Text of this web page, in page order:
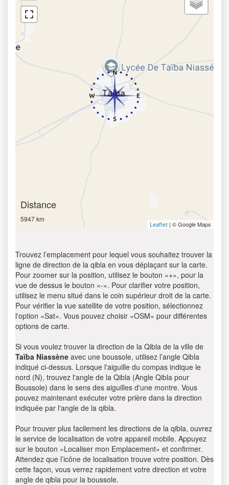
Distance
5947 km
Leaflet | © Google Maps
Trouvez l’emplacement pour lequel vous souhaitez trouver la
ligne de direction de la qibla en vous déplaçant sur la carte.
Pour zoomer sur la position, utilisez le bouton «+», pour la
vue de dessus le bouton «-». Pour clarifier votre position,
utilisez le menu situé dans le coin supérieur droit de la carte.
Pour vérifier la vue satellite de votre position, sélectionnez
l'option «Sat». Vous pouvez choisir «OSM» pour différentes
options de carte.
Si vous voulez trouver la direction de la Qibla de la ville de
Taïba Niassène avec une boussole, utilisez l’angle Qibla
indiqué ci-dessus. Lorsque l'aiguille du compas indique le
nord (N), trouvez l'angle de la Qibla (Angle Qibla pour
Boussole) dans le sens des aiguilles d'une montre. Vous
pouvez maintenant exécuter votre prière dans la direction
indiquée par l'angle de la qibla.
Pour trouver plus facilement les directions de la qibla, ouvrez
le service de localisation de votre appareil mobile. Appuyez
sur le bouton «Localiser mon Emplacement» et confirmer.
Attendez que l’icône de localisation trouve votre position. Dès
cette façon, vous verrez rapidement votre direction et votre
angle de qibla pour la boussole.